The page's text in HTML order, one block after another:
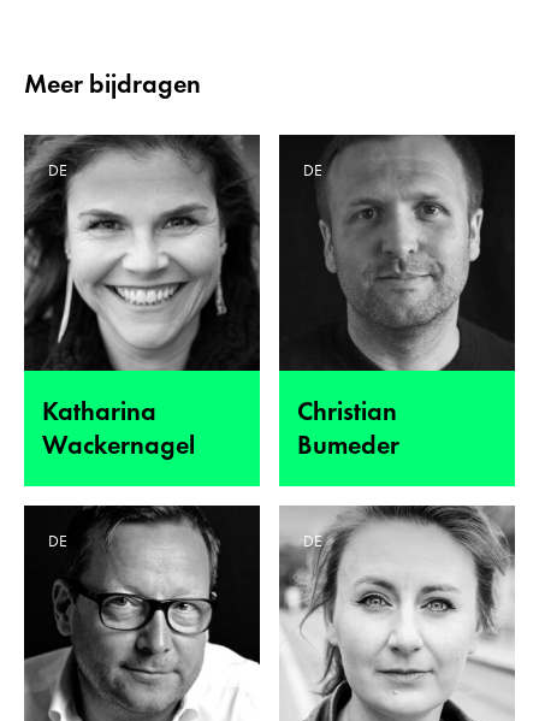
Meer bijdragen
Katharina
Wackernagel
DE
Christian
Bumeder
DE
DE DE